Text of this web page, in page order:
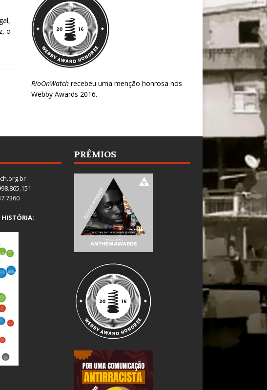
o
RioOnWatchrecebeu uma menção honrosa nos
Webby Awards 2016.
HISTÓRIA:
PRÊMIOS